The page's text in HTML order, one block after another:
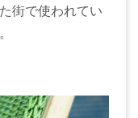
街で使われてい